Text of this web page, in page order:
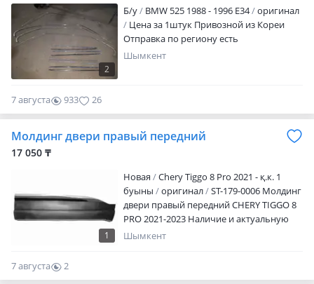
2
Б/y BMW 525 1988 - 1996 E34
оригинал
Цена за 1штук Привозной из Кореи
Отправка по региону есть
Шымкент
7 августа 933 26
Молдинг двери правый передний
17 050 ₸
1
Новая
Chery Tiggo 8 Pro 2021 - қ.к. 1
буыны
оригинал
ST-179-0006 Молдинг
двери правый передний CHERY TIGGO 8
PRO 2021-2023 Наличие и актуальную
цену уточняйте у менеджера
Шымкент
7 августа
2